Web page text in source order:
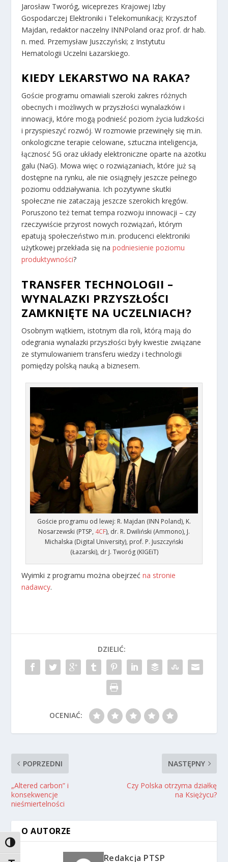
TOGGLE HIGH CONTRAST
Jarosław Tworóg, wiceprezes Krajowej Izby
Gospodarczej Elektroniki i Telekomunikacji; Krzysztof
Majdan, redaktor naczelny INNPoland oraz prof. dr hab.
n. med. Przemysław Juszczyński; z Instytutu
Hematologii Uczelni Łazarskiego.
KIEDY LEKARSTWO NA RAKA?
Goście programu omawiali szeroki zakres różnych
obecnych i możliwych w przyszłości wynalazków i
innowacji, które mogą podnieść poziom życia ludzkości
i przyspieszyć rozwój. W rozmowie przewinęły się m.in.
onkologiczne terapie celowane, sztuczna inteligencja,
łącznosć 5G oraz układy elektroniczne oparte na azotku
galu (NaG). Mowa więc o rozwiązaniach, które już są
dostępne na rynku, ale nie osiągnęły jeszcze pełnego
poziomu oddziaływania. Ich pozytywne skutki
społeczne nie zataczają jeszcze szerokich kręgów.
Poruszono też temat tempa rozwoju innowacji – czy
rzeczywiście przyrost nowych rozwiązań, którym
epatują społeczeństwo m.in. producenci elektroniki
użytkowej przekłada się napodniesienie poziomu
produktywności?
TRANSFER TECHNOLOGII –
WYNALAZKI PRZYSZŁOŚCI
ZAMKNIĘTE NA UCZELNIACH?
Osobnym wątkiem, istotnym dla roli, którą mają do
odegrania wynalazki przyszłości były kwestie związane
ze stymulowaniem transferu wiedzy i technologii
pomiędzy polską nauką a biznesem.
Goście programu od lewej: R. Majdan (INN Poland), K.
Nosarzewski (PTSP, 4CF), dr. R. Dwiliński (Ammono), J.
Michalska (Digital University), prof. P. Juszczyński
(Łazarski), dr J. Tworóg (KIGEiT)
Wyimki z programu można obejrzećna stronie
nadawcy.
DZIELIĆ:
OCENIAĆ:
POPRZEDNI
„Altered carbon” i
konsekwencje
nieśmiertelności
NASTĘPNY
Czy Polska otrzyma działkę
na Księżycu?
O AUTORZE
Redakcja PTSP